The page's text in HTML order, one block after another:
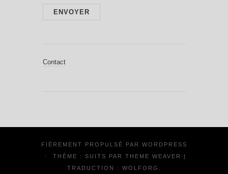
Contact
FIÈREMENT PROPULSÉ PAR WORDPRESS
·
THÈME : SUITS PAR THEME WEAVER
|
TRADUCTION : WOLFORG